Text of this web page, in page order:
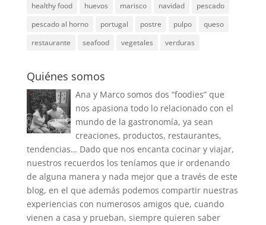
healthy food
huevos marisco navidad
pescado
pescado al horno
portugal postre pulpo
queso
restaurante
seafood vegetales verduras
Quiénes somos
Ana y Marco somos dos “foodies” que
nos apasiona todo lo relacionado con el
mundo de la gastronomía, ya sean
creaciones, productos, restaurantes,
tendencias… Dado que nos encanta cocinar y viajar,
nuestros recuerdos los teníamos que ir ordenando
de alguna manera y nada mejor que a través de este
blog, en el que además podemos compartir nuestras
experiencias con numerosos amigos que, cuando
vienen a casa y prueban, siempre quieren saber